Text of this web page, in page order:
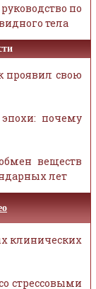
по
тела
проявил свою
почему
веществ
лет
клинических
стрессовыми